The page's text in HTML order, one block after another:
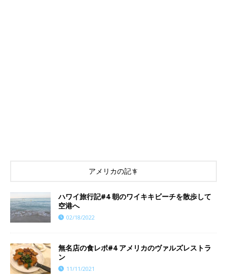
アメリカの記事
ハワイ旅行記#4 朝のワイキキビーチを散歩して
空港へ
02/18/2022
​​無名店の食レポ#4 アメリカのヴァルズレストラ
ン
11/11/2021